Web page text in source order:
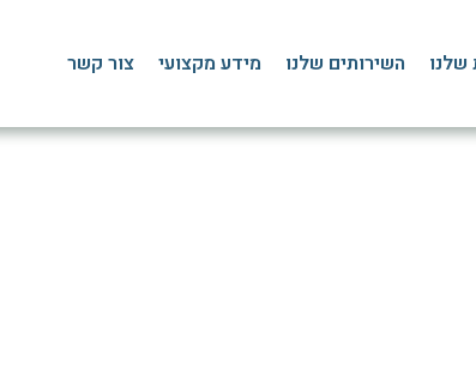
שלנו השירותים שלנו מידע מקצועי צור קשר